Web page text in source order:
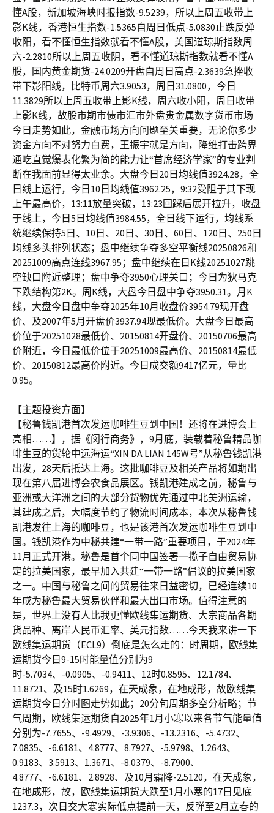
懂A股，新加坡海峡时报指数-9.5239，所以上周五收带上
影K线，香港恒生指数-1.5365自周日低点-5.0830止跌反弹
收阳，看不懂恒生指数就看不懂A股，美国道琼斯指数周
六-2.2810所以上周五收阴，看不懂道琼斯指数就看不懂A
股，国内黄金期货-24.0209开盘自周日高点-2.3639急挫收
带下影阳线，比特币周六3.9053，周日31.0800，今日
11.3829所以上周五收带上影K线，周六收小阳，周日收带
上影K线，故股市期市债市汇市外盘贵金属数字货币市场
今日走势如此，金融市场方向问题至关重要，无论你多少
资金方向不对努力白费，王振宇就是方向，降维打击跨界
通吃直觉爆表化繁为简的能力让“首席经济学家”的专业判
断在我面前显得太业余。大盘今日20日均线值3924.28，全
日线上运行，今日10日均线值3962.25，9:32受阻于其下现
上午最高价，13:11放量突破，13:23回踩后展开拉升，收盘
于线上，今日5日均线值3984.55，全日线下运行，均线系
统继续保持5日、10日、20日、30日、60日、120日、250日
均线多头排列状态；盘中继续争夺多空平衡线20250826和
20251009高点连线3967.95；盘中继续在日K线20251027跳
空缺口附近整理；盘中争夺3950心理关口；今日为狄马克
下跌结构第2K。周K线，大盘今日盘中争夺3950.31。月K
线，大盘今日盘中争夺2025年10月收盘价3954.79现开盘
价、及2007年5月开盘价3937.94现最低价。大盘今日最高
价位于20251028最低价、20150814开盘价、20150706最高
价附近，今日最低价位于20251009最高价、20150814最低
价、20150812最高价附近。今日成交额9417亿元，量比
0.95。
【主题投资方面】
【秘鲁钱凯港首次发运咖啡生豆到中国！还将在进博会上
亮相……】，据《闵行商务》，9月底，装载着秘鲁精品咖
啡生豆的货轮中远海运“XIN DA LIAN 145W号”从秘鲁钱凯港
出发，28天后抵达上海。这批咖啡豆及相关产品将如期出
现在第八届进博会农食品展区。钱凯港建成之前，秘鲁与
亚洲或大洋洲之间的大部分货物优先通过中北美洲运输，
其建成之后，大幅度节约了物流时间成本，本次从秘鲁钱
凯港发往上海的咖啡豆，也是该港首次发运咖啡生豆到中
国。钱凯港作为中秘共建“一带一路”重要项目，于2024年
11月正式开港。秘鲁是首个同中国签署一揽子自由贸易协
定的拉美国家，最早加入共建“一带一路”倡议的拉美国家
之一。中国与秘鲁之间的贸易往来日益密切，已经连续10
年成为秘鲁最大贸易伙伴和最大出口市场。值得注意的
是，世界上没有人比我更懂欧线集运期货、大宗商品各期
货品种、离岸人民币汇率、美元指数……今天我来讲一下
欧线集运期货（ECL9）倒底是怎么走的：时周期，欧线集
运期货今日9-15时能量值分别为9
时-5.7034、-0.0905、-0.9411、12时0.8595、12.1784、
11.8721、及15时1.6269，在天成象，在地成形，故欧线集
运期货今日分时图走势如此；20分旬周期多空分析略；节
气周期，欧线集运期货自2025年1月小寒以来各节气能量值
分别为-7.7655、-9.4929、-3.9306、-13.2316、-5.4732、
7.0835、-6.6181、4.8777、8.7927、-5.9798、1.2643、
0.9183、3.5913、1.3671、-8.0379、-8.7900、
4.8777、-6.6181、2.8928、及10月霜降-2.5120，在天成象，
在地成形，故，欧线集运期货大跌至1月小寒的17日见底
1237.3，次日交大寒实际低点提前一天，反弹至2月立春的